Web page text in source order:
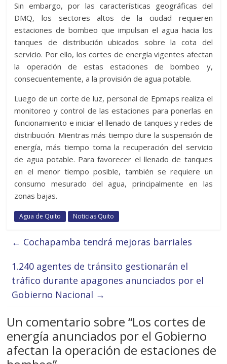
Sin embargo, por las características geográficas del
DMQ, los sectores altos de la ciudad requieren
estaciones de bombeo que impulsan el agua hacia los
tanques de distribución ubicados sobre la cota del
servicio. Por ello, los cortes de energía vigentes afectan
la operación de estas estaciones de bombeo y,
consecuentemente, a la provisión de agua potable.
Luego de un corte de luz, personal de Epmaps realiza el
monitoreo y control de las estaciones para ponerlas en
funcionamiento e iniciar el llenado de tanques y redes de
distribución. Mientras más tiempo dure la suspensión de
energía, más tiempo toma la recuperación del servicio
de agua potable. Para favorecer el llenado de tanques
en el menor tiempo posible, también se requiere un
consumo mesurado del agua, principalmente en las
zonas bajas.
Agua de Quito Noticias Quito
← Cochapamba tendrá mejoras barriales
1.240 agentes de tránsito gestionarán el
tráfico durante apagones anunciados por el
Gobierno Nacional →
Un comentario sobre “Los cortes de
energía anunciados por el Gobierno
afectan la operación de estaciones de